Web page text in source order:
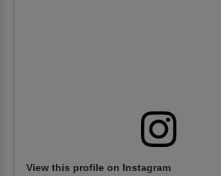
View this profile on Instagram